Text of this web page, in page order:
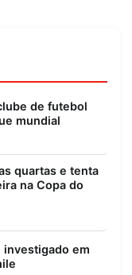
de futebol
mundial
quartas e tenta
na Copa do
investigado em